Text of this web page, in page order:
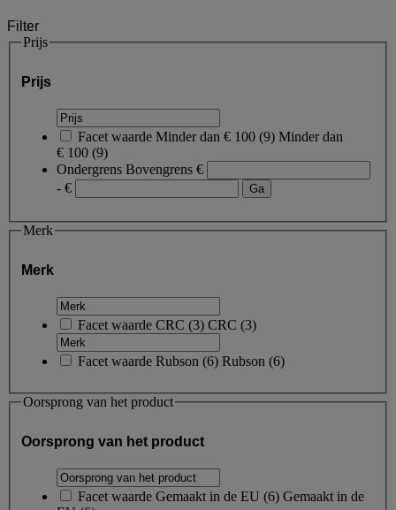
Filter
Prijs
Prijs
Facet waarde Minder dan € 100 (9) Minder dan
€ 100 (9)
Ondergrens Bovengrens €
- €
Merk
Merk
Facet waarde CRC (3) CRC (3)
Facet waarde Rubson (6) Rubson (6)
Oorsprong van het product
Oorsprong van het product
Facet waarde Gemaakt in de EU (6) Gemaakt in de